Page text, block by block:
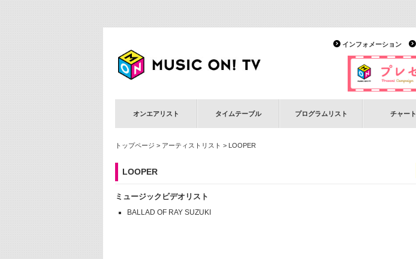
インフォメーション
オンエアリスト タイムテーブル プログラムリスト チャート
トップページ > アーティストリスト > LOOPER
LOOPER
ミュージックビデオリスト
BALLAD OF RAY SUZUKI